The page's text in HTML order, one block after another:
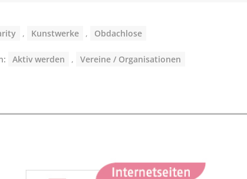
, Kunstwerke , Obdachlose
Aktiv werden , Vereine / Organisationen